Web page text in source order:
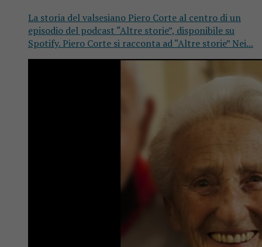
La storia del valsesiano Piero Corte al centro di un
episodio del podcast “Altre storie”, disponibile su
Spotify. Piero Corte si racconta ad “Altre storie” Nei...